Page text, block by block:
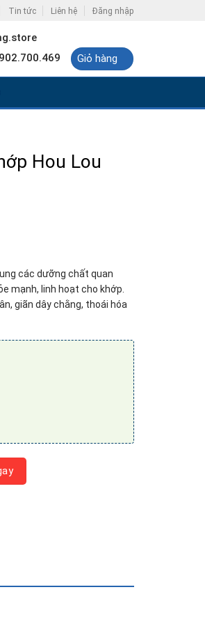
Tin tức Liên hệ Đăng nhập
Giỏ hàng
Hou Lou
các dưỡng chất quan
mạnh, linh hoạt cho khớp.
giãn dây chằng, thoái hóa